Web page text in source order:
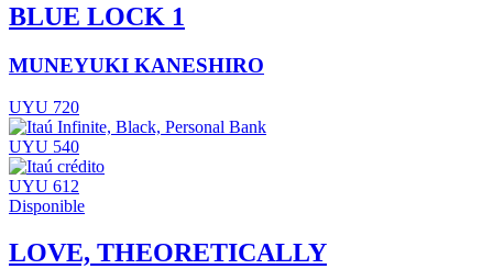
BLUE LOCK 1
MUNEYUKI KANESHIRO
UYU 720
UYU 540
UYU 612
Disponible
LOVE, THEORETICALLY